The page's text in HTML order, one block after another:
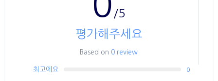
/5
평가해주세요
Based on 0 review
최고에요 0